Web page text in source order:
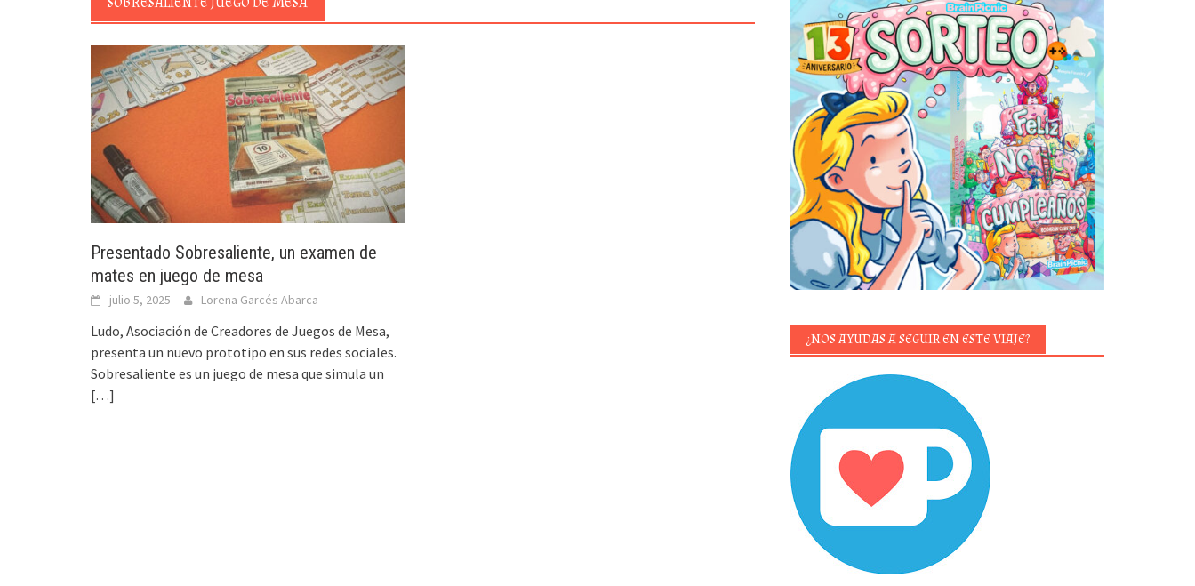
Presentado Sobresaliente, un examen de
mates en juego de mesa
julio 5, 2025 Lorena Garcés Abarca
Ludo, Asociación de Creadores de Juegos de Mesa,
presenta un nuevo prototipo en sus redes sociales.
Sobresaliente es un juego de mesa que simula un
[…]
¿NOS AYUDAS A SEGUIR EN ESTE VIAJE?